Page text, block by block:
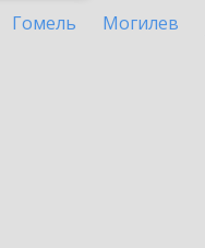
Гомель Могилев